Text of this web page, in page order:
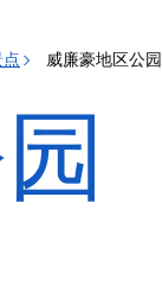
威廉豪地区公园